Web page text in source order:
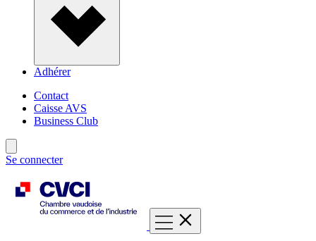
Adhérer
Contact
Caisse AVS
Business Club
Se connecter